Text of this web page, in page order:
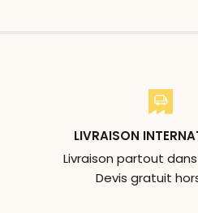
LIVRAISON
Livraison partout
Devis gratuit